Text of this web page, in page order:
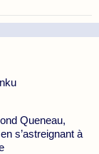
Queneau,
s’astreignant à